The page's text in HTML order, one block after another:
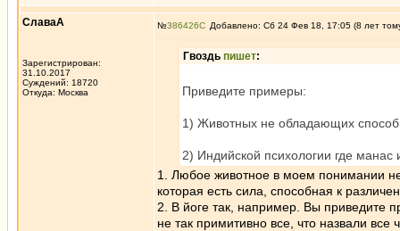
СлаваА
Зарегистрирован:
31.10.2017
Суждений: 18720
Откуда: Москва
№386426 Добавлено: Сб 24 Фев 18, 17:05 (8 лет
Гвоздь пишет:
Приведите примеры:
1) Животных не обладающих
2) Индийской психологии где манас
1. Любое животное в моем понимании
которая есть сила, способная к
2. В йоге так, например. Вы приведите
не так примитивно все, что назвали все